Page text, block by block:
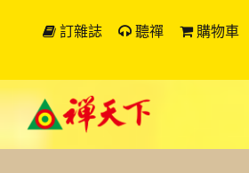
訂雜誌 聽禪 購物車